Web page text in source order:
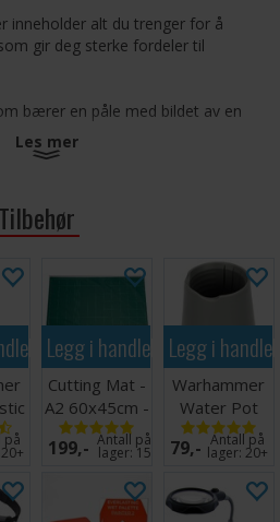
inneholder alt du trenger for å
gir deg sterke fordeler til
bærer en påle med bildet av en
med hjelm eller hette
og inkluderer en Citadel
kommer umalt og krever
Les mer
Tilbehør
på
20+
Legg i handlekurven
Cutting Mat -
A2 60x45cm -
Grønn
199,- Antall på
lager: 15
Legg i
Warhammer
Water Pot
79,- Antall på
lager:20+